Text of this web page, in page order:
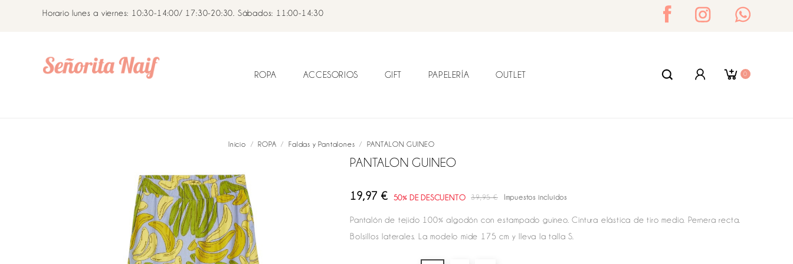
Horario lunes a viernes: 10:30-14:00/ 17:30-20:30. Sábados: 11:00-14:30
0
ROPA ACCESORIOS GIFT PAPELERÍA OUTLET
Inicio ROPA Faldas y Pantalones PANTALON GUINEO
PANTALON GUINEO
19,97 € 50% DE DESCUENTO 39,95 € Impuestos incluidos
Pantalón de tejido 100% algodón con estampado guineo. Cintura elástica de tiro medio. Pernera recta.
Bolsillos laterales. La modelo mide 175 cm y lleva la talla S.